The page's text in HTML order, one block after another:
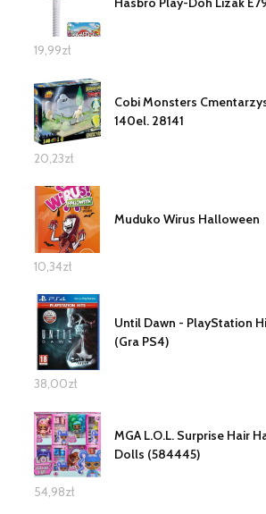
19,99zł
Cobi Monsters
140el. 28141
20,23zł
Muduko Wirus Halloween
10,34zł
Until Dawn - PlayStation
(Gra PS4)
38,00zł
MGA L.O.L. Surprise Hair
Dolls (584445)
54,98zł